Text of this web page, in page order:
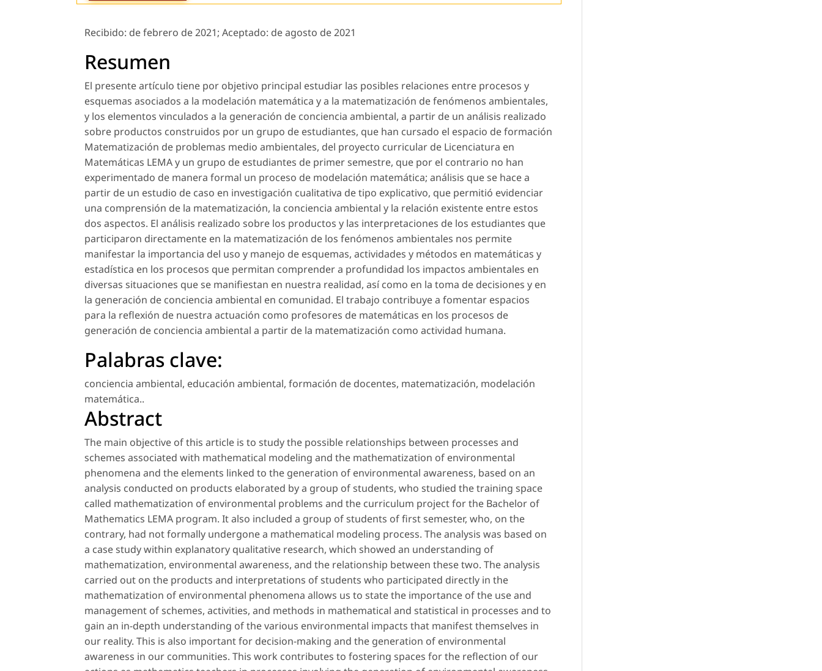
Recibido: de febrero de 2021; Aceptado: de agosto de 2021
Resumen
El presente artículo tiene por objetivo principal estudiar las posibles relaciones entre procesos y
esquemas asociados a la modelación matemática y a la matematización de fenómenos ambientales,
y los elementos vinculados a la generación de conciencia ambiental, a partir de un análisis realizado
sobre productos construidos por un grupo de estudiantes, que han cursado el espacio de formación
Matematización de problemas medio ambientales, del proyecto curricular de Licenciatura en
Matemáticas LEMA y un grupo de estudiantes de primer semestre, que por el contrario no han
experimentado de manera formal un proceso de modelación matemática; análisis que se hace a
partir de un estudio de caso en investigación cualitativa de tipo explicativo, que permitió evidenciar
una comprensión de la matematización, la conciencia ambiental y la relación existente entre estos
dos aspectos. El análisis realizado sobre los productos y las interpretaciones de los estudiantes que
participaron directamente en la matematización de los fenómenos ambientales nos permite
manifestar la importancia del uso y manejo de esquemas, actividades y métodos en matemáticas y
estadística en los procesos que permitan comprender a profundidad los impactos ambientales en
diversas situaciones que se manifiestan en nuestra realidad, así como en la toma de decisiones y en
la generación de conciencia ambiental en comunidad. El trabajo contribuye a fomentar espacios
para la reflexión de nuestra actuación como profesores de matemáticas en los procesos de
generación de conciencia ambiental a partir de la matematización como actividad humana.
Palabras clave:
conciencia ambiental, educación ambiental, formación de docentes, matematización, modelación
matemática..
Abstract
The main objective of this article is to study the possible relationships between processes and
schemes associated with mathematical modeling and the mathematization of environmental
phenomena and the elements linked to the generation of environmental awareness, based on an
analysis conducted on products elaborated by a group of students, who studied the training space
called mathematization of environmental problems and the curriculum project for the Bachelor of
Mathematics LEMA program. It also included a group of students of first semester, who, on the
contrary, had not formally undergone a mathematical modeling process. The analysis was based on
a case study within explanatory qualitative research, which showed an understanding of
mathematization, environmental awareness, and the relationship between these two. The analysis
carried out on the products and interpretations of students who participated directly in the
mathematization of environmental phenomena allows us to state the importance of the use and
management of schemes, activities, and methods in mathematical and statistical in processes and to
gain an in-depth understanding of the various environmental impacts that manifest themselves in
our reality. This is also important for decision-making and the generation of environmental
awareness in our communities. This work contributes to fostering spaces for the reflection of our